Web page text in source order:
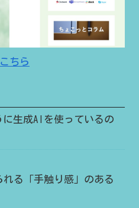
ちら
生成AIを使っているの
る「手触り感」のある